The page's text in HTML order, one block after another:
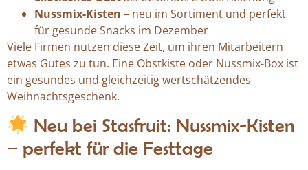
Nussmix-Kisten – neu im Sortiment und perfekt
für gesunde Snacks im Dezember
Viele Firmen nutzen diese Zeit, um ihren Mitarbeitern
etwas Gutes zu tun. Eine Obstkiste oder Nussmix-Box ist
ein gesundes und gleichzeitig wertschätzendes
Weihnachtsgeschenk.
Neu bei Stasfruit: Nussmix-Kisten
– perfekt für die Festtage